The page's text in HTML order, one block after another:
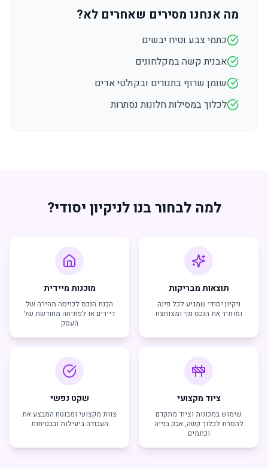
מה אנחנו מסירים שאחרים לא?
כתמי צבע וטיח יבשים
אבנית קשה במקלחונים
שומן שרוף בתנורים ובקולטי אדים
לכלוך במסילות חלונות נסתרות
למה לבחור בנו לניקיון יסודי?
תוצאות מבריקות
ניקיון יסודי שמגיע לכל פינה
ומותיר את הנכס נקי ומצוחצח
מוכנות מיידית
הכנת הנכס לכניסה מהירה של
דיירים או לפתיחה מחודשת של
העסק
ציוד מקצועי
שימוש במכונות וציוד מתקדם
להסרת לכלוך קשה, אבק בנייה
וכתמים
שקט נפשי
צוות מקצועי ומבוטח המבצע את
העבודה ביעילות ובבטיחות